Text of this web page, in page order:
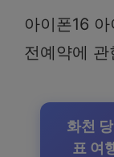
아이폰16
전예약에
화천
표 여